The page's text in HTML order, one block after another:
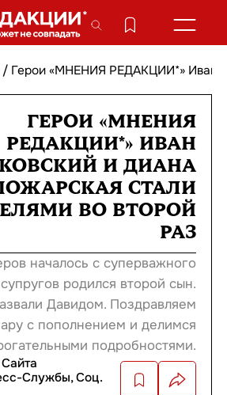
/ Герои «МНЕНИЯ РЕДАКЦИИ*» Иван
ГЕРОИ «МНЕНИЯ
РЕДАКЦИИ*» ИВАН
И ДИАНА
СТАЛИ
ВО ВТОРОЙ
РАЗ
началось с суперважного
родился второй сын.
Давидом. Поздравляем
с пополнением и делимся
подробностями.
Службы, Соц.